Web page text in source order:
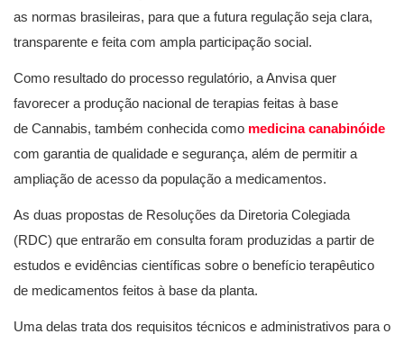
as normas brasileiras, para que a futura regulação seja clara,
transparente e feita com ampla participação social.
Como resultado do processo regulatório, a Anvisa quer
favorecer a produção nacional de terapias feitas à base
de Cannabis, também conhecida como medicina canabinóide
com garantia de qualidade e segurança, além de permitir a
ampliação de acesso da população a medicamentos.
As duas propostas de Resoluções da Diretoria Colegiada
(RDC) que entrarão em consulta foram produzidas a partir de
estudos e evidências científicas sobre o benefício terapêutico
de medicamentos feitos à base da planta.
Uma delas trata dos requisitos técnicos e administrativos para o